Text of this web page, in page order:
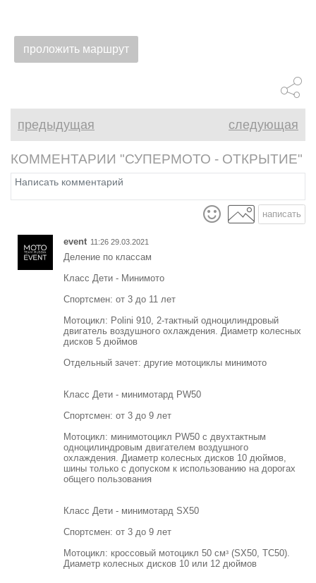
проложить маршрут
предыдущая следующая
КОММЕНТАРИИ "СУПЕРМОТО - ОТКРЫТИЕ"
написать
event 11:26 29.03.2021
Деление по классам
Класс Дети - Минимото
Спортсмен: от 3 до 11 лет
Мотоцикл: Polini 910, 2-тактный одноцилиндровый
двигатель воздушного охлаждения. Диаметр колесных
дисков 5 дюймов
Отдельный зачет: другие мотоциклы минимото
Класс Дети - минимотард PW50
Спортсмен: от 3 до 9 лет
Мотоцикл: минимотоцикл PW50 с двухтактным
одноцилиндровым двигателем воздушного
охлаждения. Диаметр колесных дисков 10 дюймов,
шины только с допуском к использованию на дорогах
общего пользования
Класс Дети - минимотард SX50
Спортсмен: от 3 до 9 лет
Мотоцикл: кроссовый мотоцикл 50 смᶟ (SX50, ТС50).
Диаметр колесных дисков 10 или 12 дюймов